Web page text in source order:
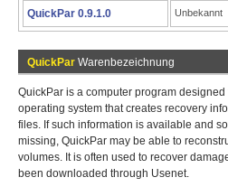
QuickPar 0.9.1.0 Unbekannt
QuickPar Warenbezeichnung
QuickPar is a computer program
operating system that creates recovery
files. If such information is available and
missing, QuickPar may be able to
volumes. It is often used to recover
been downloaded through Usenet.